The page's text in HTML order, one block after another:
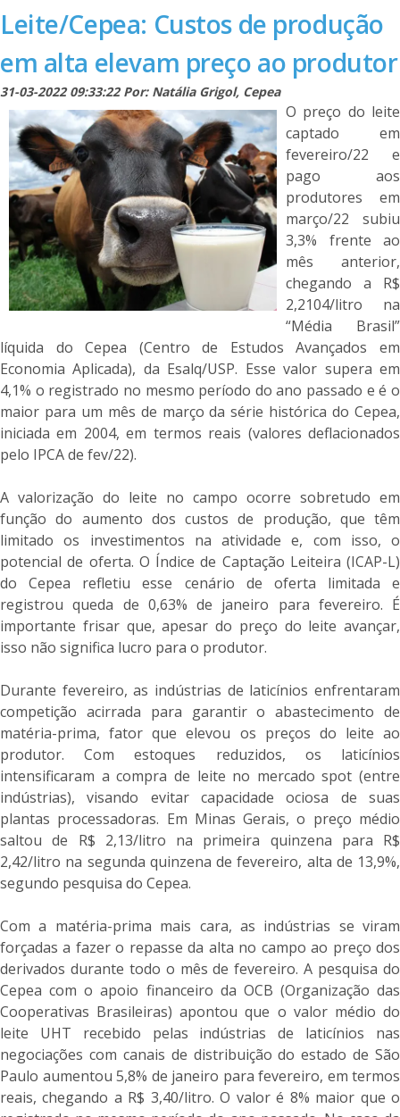
Leite/Cepea: Custos de produção
em alta elevam preço ao produtor
31-03-2022 09:33:22 Por: Natália Grigol, Cepea
O preço do leite
captado em
fevereiro/22 e
pago aos
produtores em
março/22 subiu
3,3% frente ao
mês anterior,
chegando a R$
2,2104/litro na
“Média Brasil”
líquida do Cepea (Centro de Estudos Avançados em
Economia Aplicada), da Esalq/USP. Esse valor supera em
4,1% o registrado no mesmo período do ano passado e é o
maior para um mês de março da série histórica do Cepea,
iniciada em 2004, em termos reais (valores deflacionados
pelo IPCA de fev/22).
A valorização do leite no campo ocorre sobretudo em
função do aumento dos custos de produção, que têm
limitado os investimentos na atividade e, com isso, o
potencial de oferta. O Índice de Captação Leiteira (ICAP-L)
do Cepea refletiu esse cenário de oferta limitada e
registrou queda de 0,63% de janeiro para fevereiro. É
importante frisar que, apesar do preço do leite avançar,
isso não significa lucro para o produtor.
Durante fevereiro, as indústrias de laticínios enfrentaram
competição acirrada para garantir o abastecimento de
matéria-prima, fator que elevou os preços do leite ao
produtor. Com estoques reduzidos, os laticínios
intensificaram a compra de leite no mercado spot (entre
indústrias), visando evitar capacidade ociosa de suas
plantas processadoras. Em Minas Gerais, o preço médio
saltou de R$ 2,13/litro na primeira quinzena para R$
2,42/litro na segunda quinzena de fevereiro, alta de 13,9%,
segundo pesquisa do Cepea.
Com a matéria-prima mais cara, as indústrias se viram
forçadas a fazer o repasse da alta no campo ao preço dos
derivados durante todo o mês de fevereiro. A pesquisa do
Cepea com o apoio financeiro da OCB (Organização das
Cooperativas Brasileiras) apontou que o valor médio do
leite UHT recebido pelas indústrias de laticínios nas
negociações com canais de distribuição do estado de São
Paulo aumentou 5,8% de janeiro para fevereiro, em termos
reais, chegando a R$ 3,40/litro. O valor é 8% maior que o